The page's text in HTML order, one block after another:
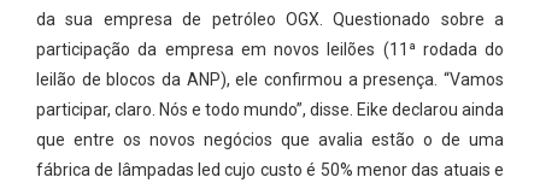
da sua empresa de petróleo OGX. Questionado sobre a
participação da empresa em novos leilões (11ª rodada do
leilão de blocos da ANP), ele confirmou a presença. “Vamos
participar, claro. Nós e todo mundo”, disse. Eike declarou ainda
que entre os novos negócios que avalia estão o de uma
fábrica de lâmpadas led cujo custo é 50% menor das atuais e